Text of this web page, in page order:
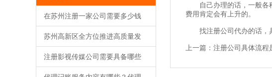
在苏州注册一家公司需要多少钱
苏州高新区全方位推进高质量发
注册影视传媒公司需要具备哪些
自己办理的话，一般各种
费用肯定会有上升的。
找注册公司代办的话，具
上一篇： 注册公司具体流程